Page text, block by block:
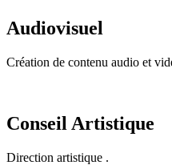
Audiovisuel
Création de contenu audio et
Conseil Artistique
Direction artistique .